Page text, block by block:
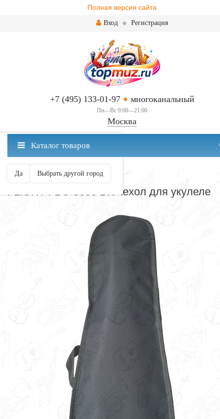
Полная версия сайта
Вход Регистрация
+7 (495) 133-01-97 многоканальный
Пн—Вс 9:00—21:00
Москва
Москва ваш город?
Да Выбрать другой город
Каталог товаров
ЧЕХЛЫ-ФУТЛЯРЫ-КЕЙСЫ
FLIGHT FBU-8000 BK чехол для укулеле